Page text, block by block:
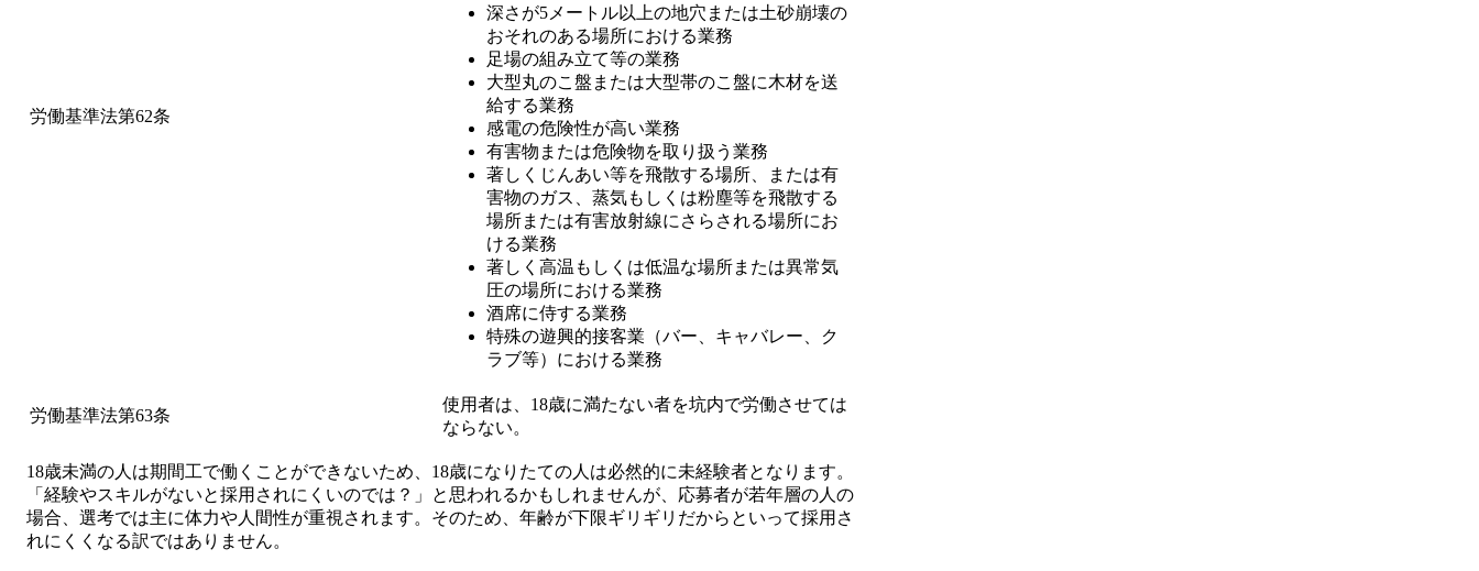
労働基準法第62条
深さが5メートル以上の地穴または土砂崩壊の
おそれのある場所における業務
足場の組み立て等の業務
大型丸のこ盤または大型帯のこ盤に木材を送
給する業務
感電の危険性が高い業務
有害物または危険物を取り扱う業務
著しくじんあい等を飛散する場所、または有
害物のガス、蒸気もしくは粉塵等を飛散する
場所または有害放射線にさらされる場所にお
ける業務
著しく高温もしくは低温な場所または異常気
圧の場所における業務
酒席に侍する業務
特殊の遊興的接客業（バー、キャバレー、ク
ラブ等）における業務
労働基準法第63条
使用者は、18歳に満たない者を坑内で労働させては
ならない。
18歳未満の人は期間工で働くことができないため、18歳になりたての人は必然的に未経験者となります。
「経験やスキルがないと採用されにくいのでは？」と思われるかもしれませんが、応募者が若年層の人の
場合、選考では主に体力や人間性が重視されます。そのため、年齢が下限ギリギリだからといって採用さ
れにくくなる訳ではありません。